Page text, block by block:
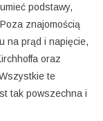
podstawy,
znajomością
na prąd i napięcie,
oraz
te
tak powszechna i